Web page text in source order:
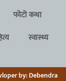
फोटो कथा
स्वास्थ्य
by: Debendra